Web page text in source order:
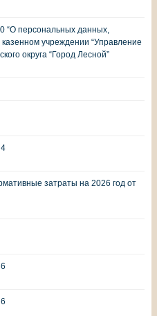
персональных данных,
учреждении “Управление
округа “Город Лесной”
затраты на 2026 год от